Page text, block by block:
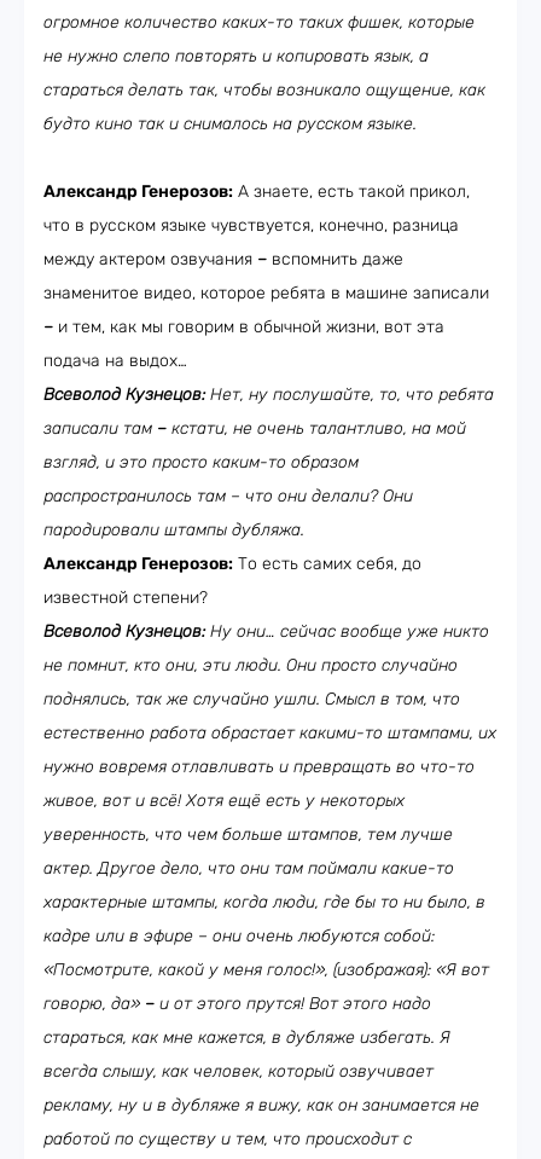
огромное количество каких-то таких фишек, которые
не нужно слепо повторять и копировать язык, а
стараться делать так, чтобы возникало ощущение, как
будто кино так и снималось на русском языке.
Александр Генерозов: А знаете, есть такой прикол,
что в русском языке чувствуется, конечно, разница
между актером озвучания – вспомнить даже
знаменитое видео, которое ребята в машине записали
– и тем, как мы говорим в обычной жизни, вот эта
подача на выдох…
Всеволод Кузнецов:Нет, ну послушайте, то, что ребята
записали там – кстати, не очень талантливо, на мой
взгляд, и это просто каким-то образом
распространилось там – что они делали? Они
пародировали штампы дубляжа.
Александр Генерозов: То есть самих себя, до
известной степени?
Всеволод Кузнецов:Ну они… сейчас вообще уже никто
не помнит, кто они, эти люди. Они просто случайно
поднялись, так же случайно ушли. Смысл в том, что
естественно работа обрастает какими-то штампами, их
нужно вовремя отлавливать и превращать во что-то
живое, вот и всё! Хотя ещё есть у некоторых
уверенность, что чем больше штампов, тем лучше
актер. Другое дело, что они там поймали какие-то
характерные штампы, когда люди, где бы то ни было, в
кадре или в эфире – они очень любуются собой:
«Посмотрите, какой у меня голос!», (изображая): «Я вот
говорю, да» – и от этого прутся! Вот этого надо
стараться, как мне кажется, в дубляже избегать. Я
всегда слышу, как человек, который озвучивает
рекламу, ну и в дубляже я вижу, как он занимается не
работой по существу и тем, что происходит с